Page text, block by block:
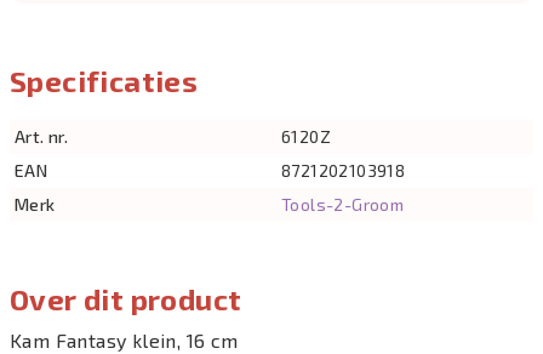
Over dit product
Kam Fantasy klein, 16 cm
Specificaties
Art. nr.
6120Z
EAN
8721202103918
Merk
Tools-2-Groom